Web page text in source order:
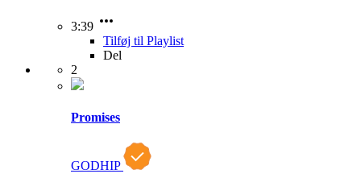
3:39
Tilføj til Playlist
Del
2
Promises
GODHIP